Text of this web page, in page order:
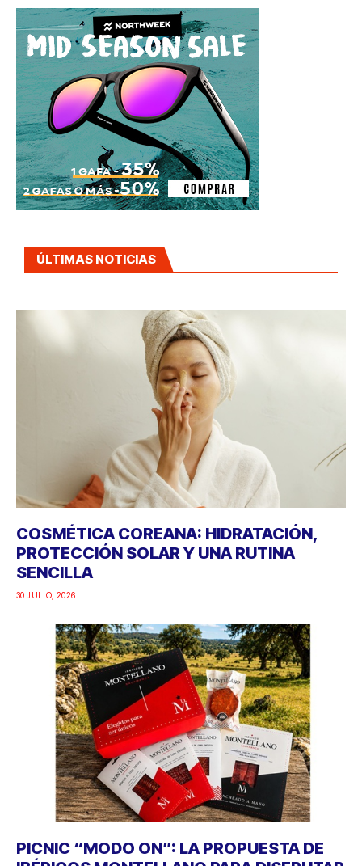
ÚLTIMAS NOTICIAS
COSMÉTICA COREANA: HIDRATACIÓN,
PROTECCIÓN SOLAR Y UNA RUTINA
SENCILLA
30 JULIO, 2026
PICNIC “MODO ON”: LA PROPUESTA DE